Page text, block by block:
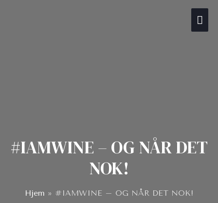
#IAMWINE – OG NÅR DET
NOK!
Hjem » #IAMWINE – OG NÅR DET NOK!